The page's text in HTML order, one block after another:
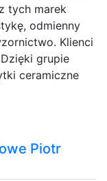
tych marek
odmienny
Klienci
grupie
ceramiczne
Piotr